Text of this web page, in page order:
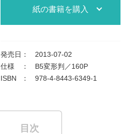
紙の書籍を購入
発売日 ：
2013-07-02
仕様
：
B5変形判／160P
ISBN
： 978-4-8443-6349-1
目次